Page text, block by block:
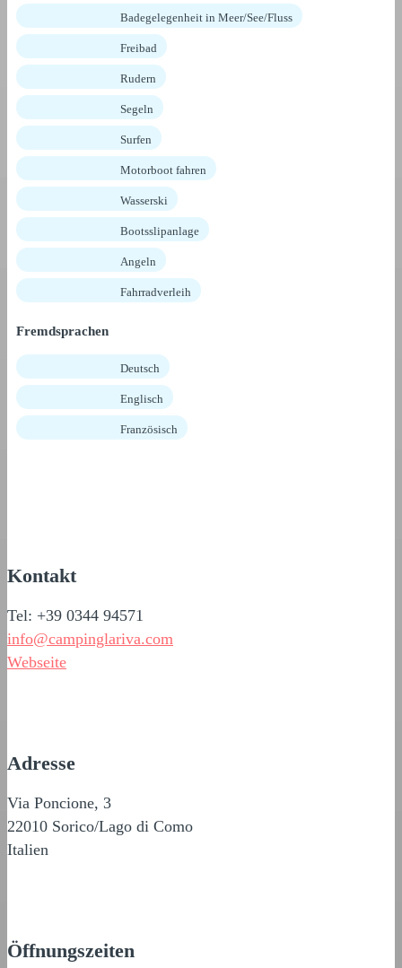
Badegelegenheit in Meer/See/Fluss
Freibad
Rudern
Segeln
Surfen
Motorboot fahren
Wasserski
Bootsslipanlage
Angeln
Fahrradverleih
Fremdsprachen
Deutsch
Englisch
Französisch
Kontakt
Tel: +39 0344 94571
info@campinglariva.com
Webseite
Adresse
Via Poncione, 3
22010 Sorico/Lago di Como
Italien
Öffnungszeiten